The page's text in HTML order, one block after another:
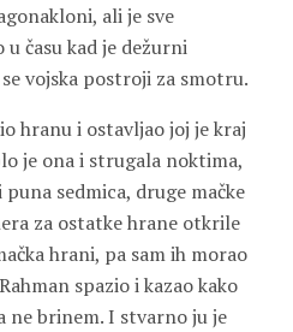
ali je sve
času kad je dežurni
vojska postroji za smotru.
hranu i ostavljao joj je kraj
je ona i strugala noktima,
sedmica, druge mačke
za ostatke hrane otkrile
hrani, pa sam ih morao
Rahman spazio i kazao kako
ne brinem. I stvarno ju je